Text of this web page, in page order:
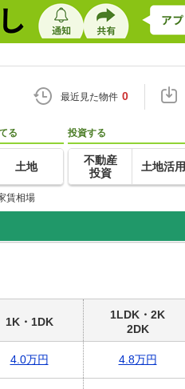
最近見た物件 0
る
土地
投資する
不動産
投資
土地活用
賃相場
1K・1DK
1LDK・2K
2DK
4.0万円 4.8万円